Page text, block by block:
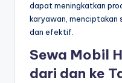
dapat meningkatkan
karyawan, menciptakan
dan efektif.
Sewa Mobil
dari dan ke